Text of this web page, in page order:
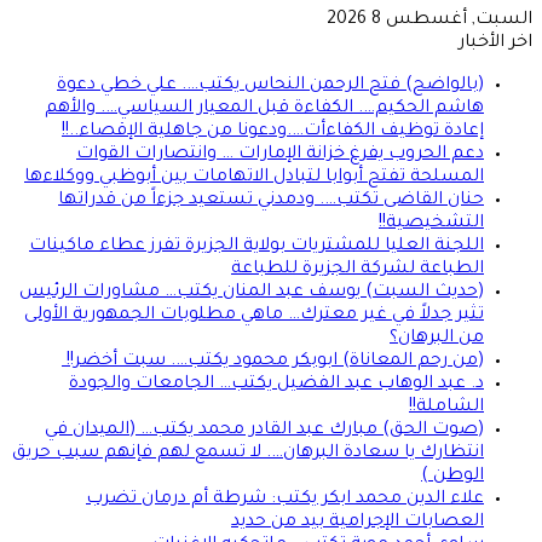
السبت, أغسطس 8 2026
اخر الأخبار
(بالواضح) فتح الرحمن النحاس يكتب…. علي خطي دعوة
هاشم الحكيم…. الكفاءة قبل المعيار السياسي…. والأهم
إعادة توظيف الكفاءأت….ودعونا من جاهلية الإقصاء..!!
دعم الحروب يفرغ خزانة الإمارات … وانتصارات القوات
المسلحة تفتح أبوابا لتبادل الاتهامات بين أبوظبي ووكلاءها
حنان القاضى تكتب…. ودمدني تستعيد جزءاً من قدراتها
التشخيصية!!
اللجنة العليا للمشتريات بولاية الجزيرة تفرز عطاء ماكينات
الطباعة لشركة الجزيرة للطباعة
(حديث السبت) يوسف عبد المنان يكتب… مشاورات الرئيس
تثير جدلاً في غير معترك… ماهي مطلوبات الجمهورية الأولى
من البرهان؟
(من رحم المعاناة) ابوبكر محمود يكتب…. سبت أخضر!!
د. عبد الوهاب عبد الفضيل يكتب… الجامعات والجودة
الشاملة!!
(صوت الحق) مبارك عبد القادر محمد يكتب… (الميدان في
انتظارك يا سعادة البرهان…. لا تسمع لهم فإنهم سبب حريق
الوطن )
علاء الدين محمد ابكر يكتب: شرطة أم درمان تضرب
العصابات الإجرامية بيد من حديد